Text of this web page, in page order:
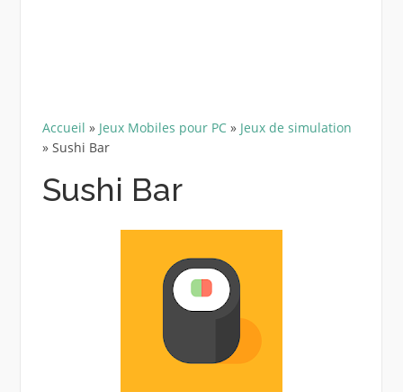
Accueil » Jeux Mobiles pour PC» Jeux de simulation
» Sushi Bar
Sushi Bar